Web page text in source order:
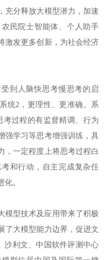
充分释放大模型潜力，加速
民院士智能体、个人助手
激发更多创新，为社会经济
到人脑快思考慢思考的启
统2，更理性、更准确。系
过程的有监督精调、行为
强学习等思考增强训练，具
，一定程度上将思考过程白
和行动，自主完成复杂任
。
模型技术及应用带来了积极
了大模型能力边界，促进文
沙利文、中国软件评测中心